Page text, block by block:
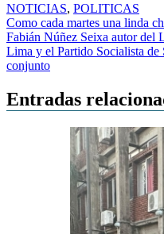
NOTICIAS, POLITICAS
Navegación
de
entradas
Como cada martes una linda
Fabián Núñez Seixa autor del
Lima y el Partido Socialista
conjunto
Entradas